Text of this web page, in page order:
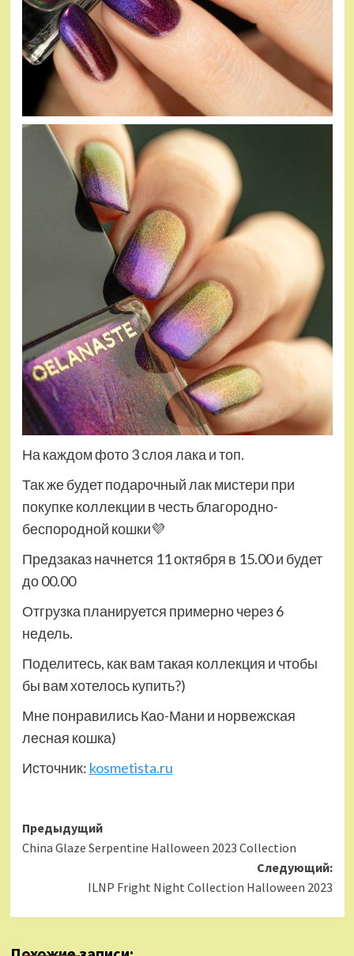
На каждом фото 3 слоя лака и топ.
Так же будет подарочный лак мистери при
покупке коллекции в честь благородно-
беспородной кошки💜
Предзаказ начнется 11 октября в 15.00 и будет
до 00.00
Отгрузка планируется примерно через 6
недель.
Поделитесь, как вам такая коллекция и чтобы
бы вам хотелось купить?)
Мне понравились Као-Мани и норвежская
лесная кошка)
Источник: kosmetista.ru
Навигация
записи
Предыдущий
China Glaze Serpentine Halloween 2023 Collection
Следующий:
ILNP Fright Night Collection Halloween 2023